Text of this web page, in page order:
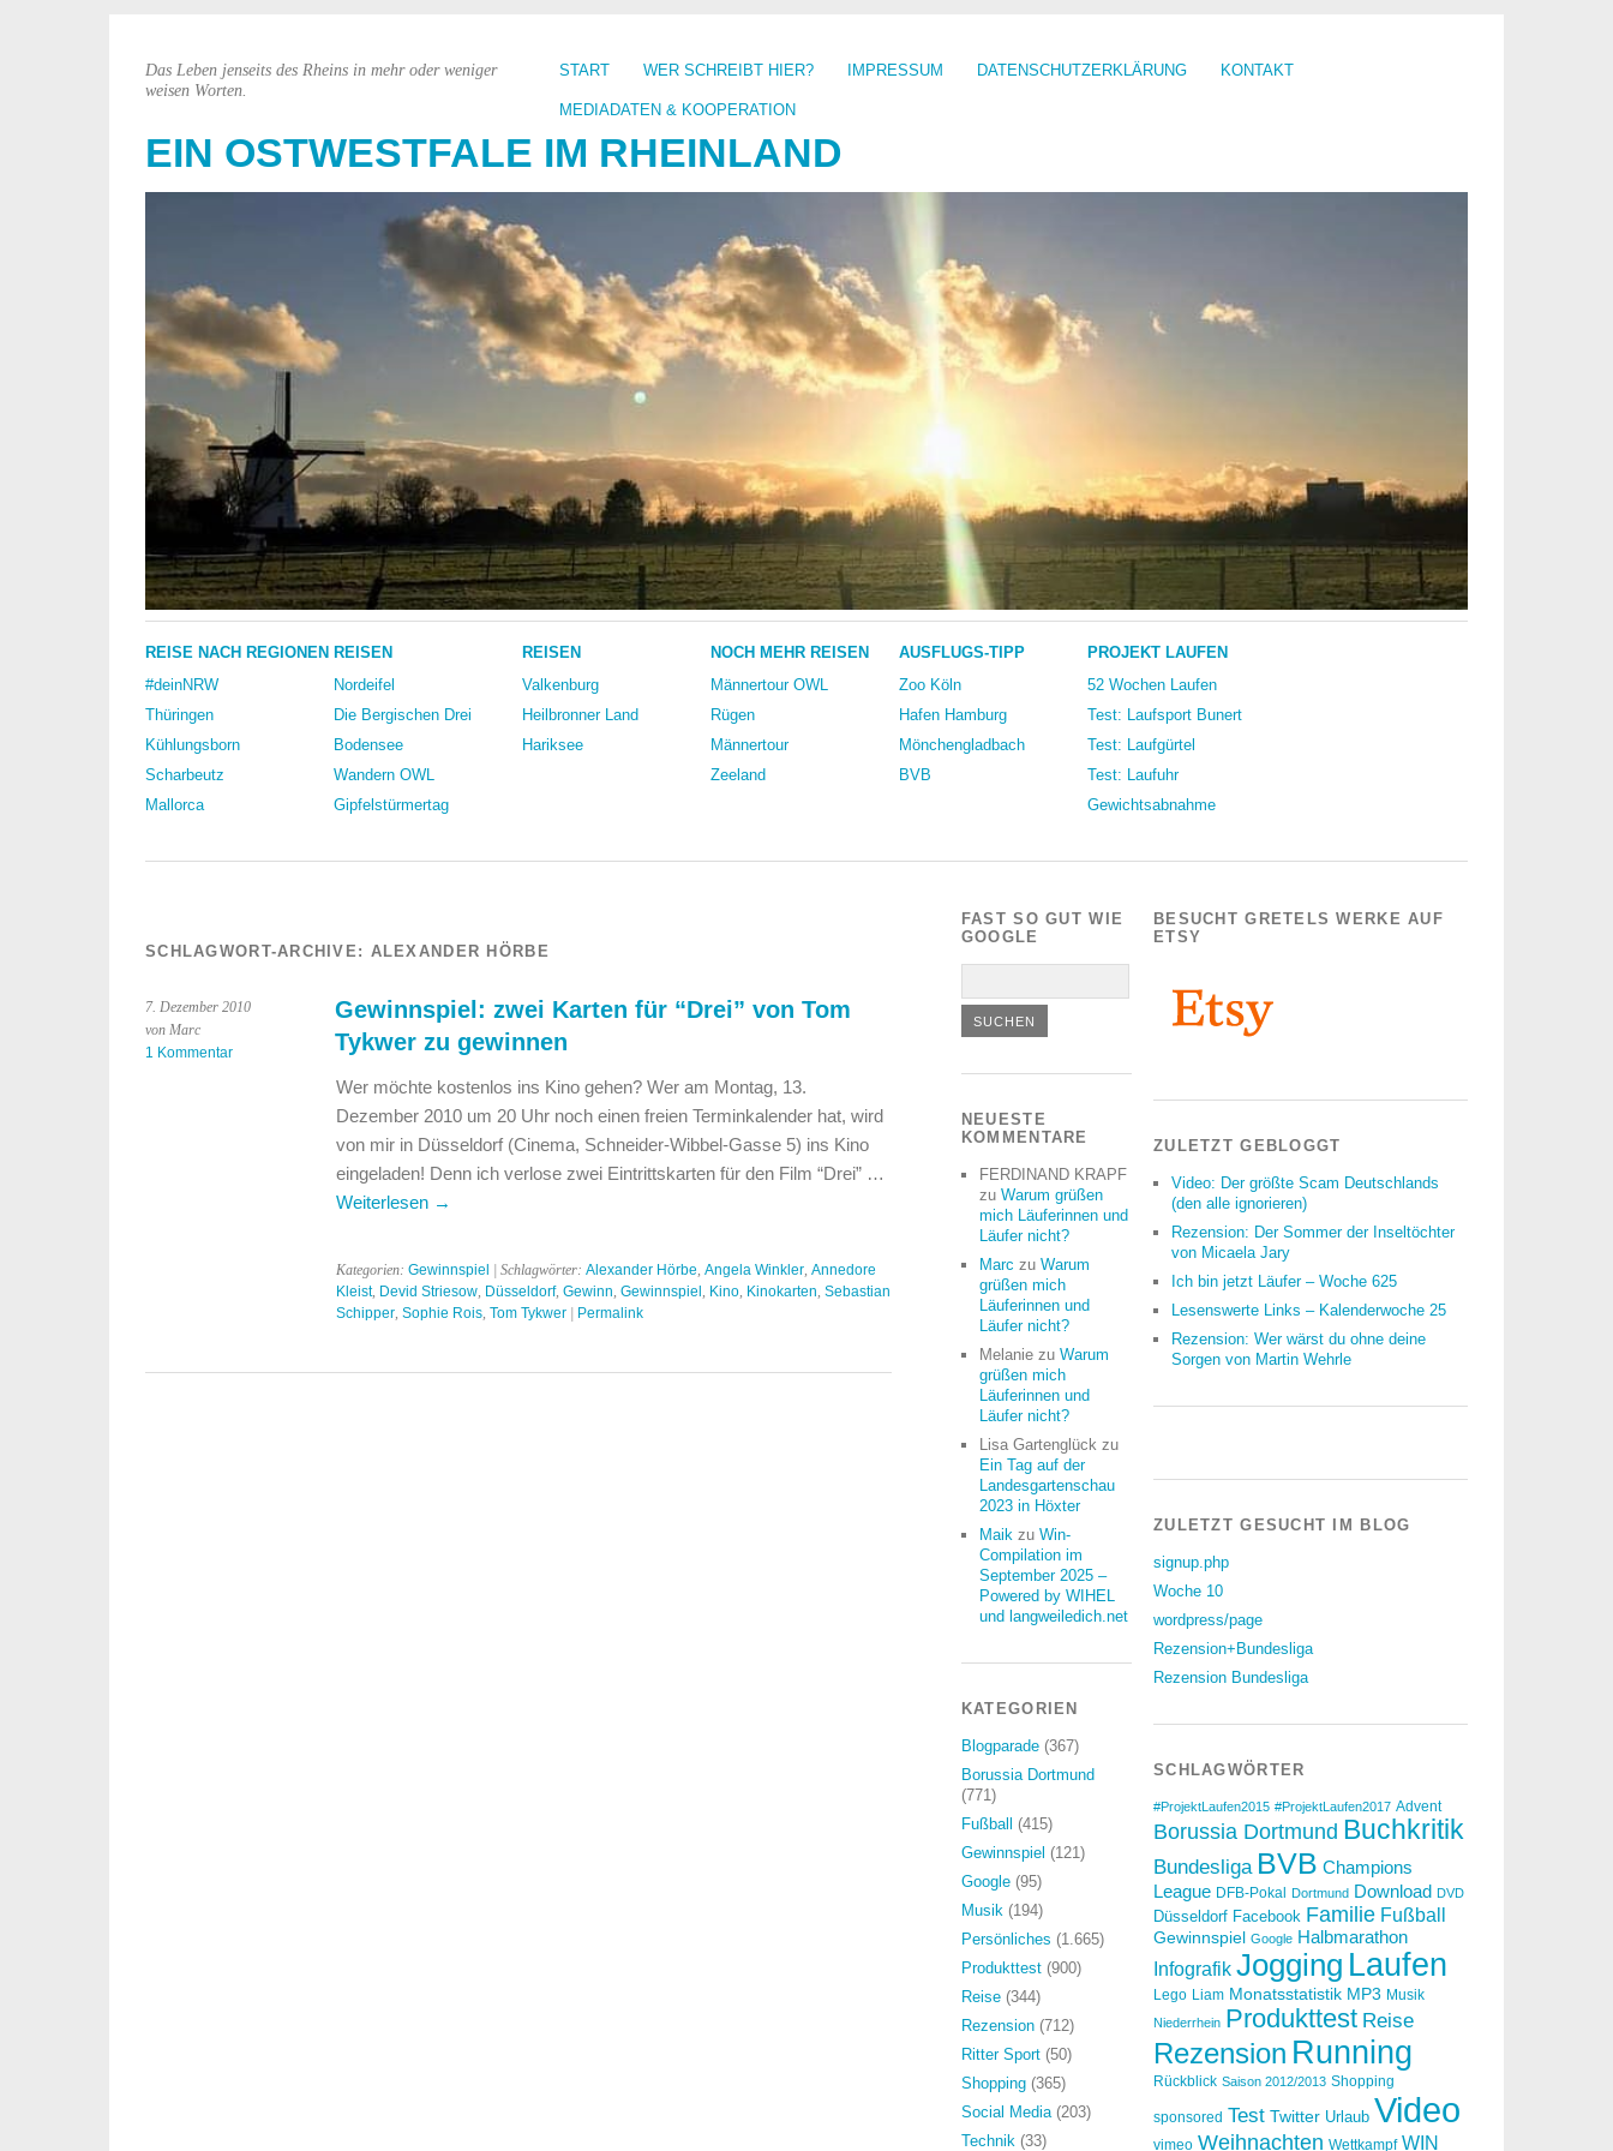
START WER SCHREIBT HIER? IMPRESSUM DATENSCHUTZERKLÄRUNG KONTAKT
MEDIADATEN & KOOPERATION
EIN OSTWESTFALE IM RHEINLAND
Das Leben jenseits des Rheins in mehr oder weniger
weisen Worten.
REISE NACH REGIONEN
#deinNRW
Thüringen
Kühlungsborn
Scharbeutz
Mallorca
REISEN
Nordeifel
Die Bergischen Drei
Bodensee
Wandern OWL
Gipfelstürmertag
REISEN
Valkenburg
Heilbronner Land
Hariksee
NOCH MEHR REISEN
Männertour OWL
Rügen
Männertour
Zeeland
AUSFLUGS-TIPP
Zoo Köln
Hafen Hamburg
Mönchengladbach
BVB
PROJEKT LAUFEN
52 Wochen Laufen
Test: Laufsport Bunert
Test: Laufgürtel
Test: Laufuhr
Gewichtsabnahme
SCHLAGWORT-ARCHIVE: ALEXANDER HÖRBE
7. Dezember 2010
von Marc
1 Kommentar
Gewinnspiel: zwei Karten für “Drei” von Tom
Tykwer zu gewinnen
Wer möchte kostenlos ins Kino gehen? Wer am Montag, 13.
Dezember 2010 um 20 Uhr noch einen freien Terminkalender hat, wird
von mir in Düsseldorf (Cinema, Schneider-Wibbel-Gasse 5) ins Kino
eingeladen! Denn ich verlose zwei Eintrittskarten für den Film “Drei” …
Weiterlesen →
Kategorien: Gewinnspiel | Schlagwörter: Alexander Hörbe, Angela Winkler, Annedore
Kleist, Devid Striesow, Düsseldorf, Gewinn, Gewinnspiel, Kino, Kinokarten, Sebastian
Schipper, Sophie Rois, Tom Tykwer| Permalink
FAST SO GUT WIE
GOOGLE
NEUESTE
KOMMENTARE
FERDINAND KRAPF
zu Warum grüßen
mich Läuferinnen und
Läufer nicht?
Marc zu Warum
grüßen mich
Läuferinnen und
Läufer nicht?
Melaniezu Warum
grüßen mich
Läuferinnen und
Läufer nicht?
Lisa Gartenglück zu
Ein Tag auf der
Landesgartenschau
2023 in Höxter
Maik zu Win-
Compilation im
September 2025 –
Powered by WIHEL
und langweiledich.net
KATEGORIEN
Blogparade(367)
Borussia Dortmund
(771)
Fußball
(415)
Gewinnspiel (121)
Google(95)
Musik (194)
Persönliches (1.665)
Produkttest(900)
Reise(344)
Rezension(712)
Ritter Sport(50)
Shopping(365)
Social Media(203)
Technik (33)
BESUCHT GRETELS WERKE AUF
ETSY
ZULETZT GEBLOGGT
Video: Der größte Scam Deutschlands
(den alle ignorieren)
Rezension: Der Sommer der Inseltöchter
von Micaela Jary
Ich bin jetzt Läufer – Woche 625
Lesenswerte Links – Kalenderwoche 25
Rezension: Wer wärst du ohne deine
Sorgen von Martin Wehrle
ZULETZT GESUCHT IM BLOG
signup.php
Woche 10
wordpress/page
Rezension+Bundesliga
Rezension Bundesliga
SCHLAGWÖRTER
#ProjektLaufen2015 #ProjektLaufen2017 Advent
Borussia Dortmund Buchkritik
Bundesliga BVB Champions
League DFB-Pokal Dortmund Download DVD
Düsseldorf Facebook Familie Fußball
Gewinnspiel Google Halbmarathon
Infografik Jogging Laufen
Lego Liam Monatsstatistik MP3 Musik
Niederrhein Produkttest Reise
Rezension Running
Rückblick Saison 2012/2013 Shopping
sponsored Test Twitter Urlaub Video
vimeo Weihnachten Wettkampf WIN